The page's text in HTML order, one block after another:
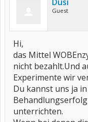
Guest
Hi,
das Mittel
nicht bezahlt.Und
Experimente wir
Du kannst uns ja
unterrichten.